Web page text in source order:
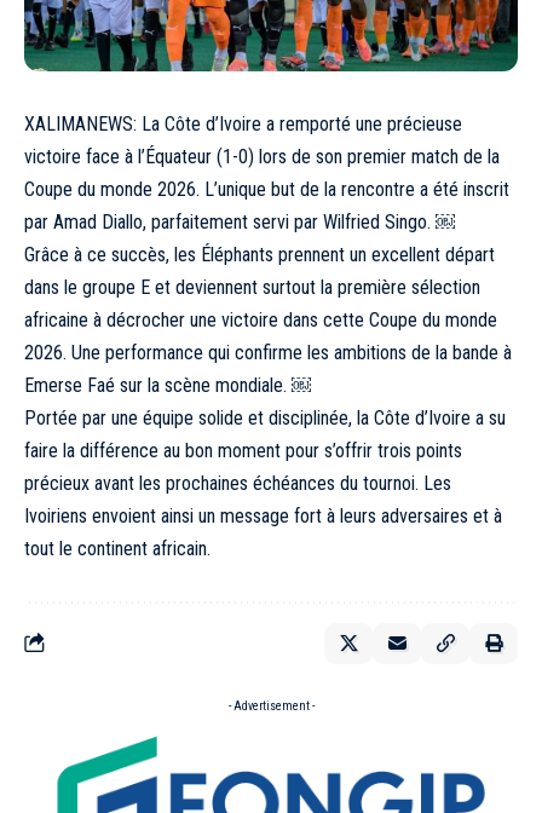
XALIMANEWS: La Côte d’Ivoire a remporté une précieuse
victoire face à l’Équateur (1-0) lors de son premier match de la
Coupe du monde 2026. L’unique but de la rencontre a été inscrit
par Amad Diallo, parfaitement servi par Wilfried Singo. ￼
Grâce à ce succès, les Éléphants prennent un excellent départ
dans le groupe E et deviennent surtout la première sélection
africaine à décrocher une victoire dans cette Coupe du monde
2026. Une performance qui confirme les ambitions de la bande à
Emerse Faé sur la scène mondiale. ￼
Portée par une équipe solide et disciplinée, la Côte d’Ivoire a su
faire la différence au bon moment pour s’offrir trois points
précieux avant les prochaines échéances du tournoi. Les
Ivoiriens envoient ainsi un message fort à leurs adversaires et à
tout le continent africain.
- Advertisement -